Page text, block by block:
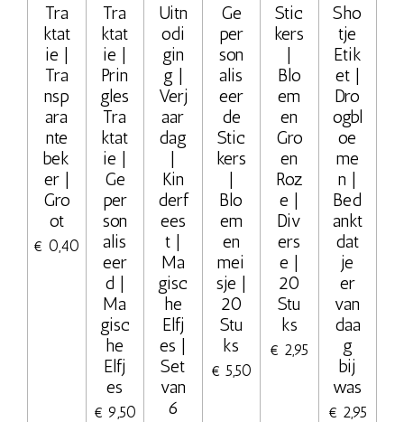
Tra
ktat
ie |
Tra
nsp
ara
nte
bek
er |
Gro
ot
€ 0,40
Tra
ktat
ie |
Prin
gles
Tra
ktat
ie |
Ge
per
son
alis
eer
d |
Ma
gisc
he
Elfj
es
€ 9,50
Uitn
odi
gin
g |
Verj
aar
dag
|
Kin
derf
ees
t |
Ma
gisc
he
Elfj
es |
Set
van
6
Ge
per
son
alis
eer
de
Stic
kers
|
Blo
em
en
mei
sje |
20
Stu
ks
€ 5,50
Stic
kers
|
Blo
em
en
Gro
en
Roz
e |
Div
ers
e |
20
Stu
ks
€ 2,95
Sho
tje
Etik
et |
Dro
ogbl
oe
me
n |
Bed
ankt
dat
je
er
van
daa
g
bij
was
€ 2,95